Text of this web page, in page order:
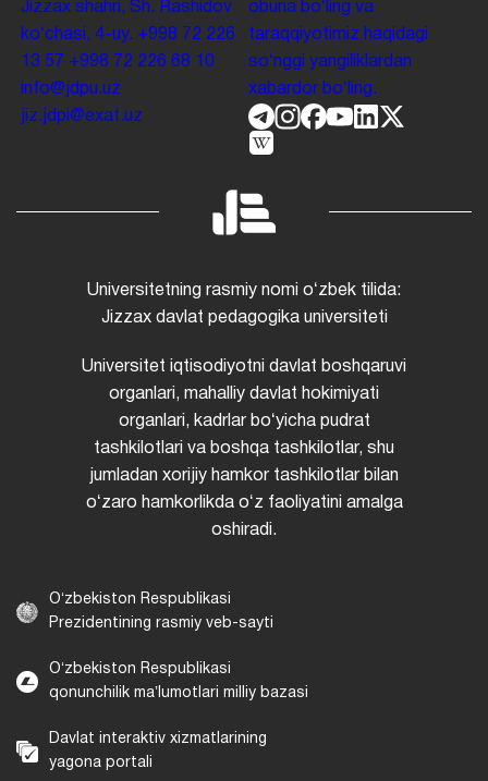
Jizzax shahri, Sh. Rashidov
koʻchasi, 4-uy. +998 72 226
13 57 +998 72 226 68 10
info@jdpu.uz
jiz.jdpi@exat.uz
obuna boʻling va
taraqqiyotimiz haqidagi
soʻnggi yangiliklardan
xabardor boʻling.
Universitetning rasmiy nomi oʻzbek tilida:
Jizzax davlat pedagogika universiteti
Universitet iqtisodiyotni davlat boshqaruvi
organlari, mahalliy davlat hokimiyati
organlari, kadrlar boʻyicha pudrat
tashkilotlari va boshqa tashkilotlar, shu
jumladan xorijiy hamkor tashkilotlar bilan
oʻzaro hamkorlikda oʻz faoliyatini amalga
oshiradi.
Oʻzbekiston Respublikasi
Prezidentining rasmiy veb-sayti
Oʻzbekiston Respublikasi
qonunchilik maʼlumotlari milliy bazasi
Davlat interaktiv xizmatlarining
yagona portali